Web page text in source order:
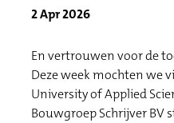
2 Apr 2026
En vertrouwen voor de
Deze week mochten we
University of Applied
Bouwgroep Schrijver BV